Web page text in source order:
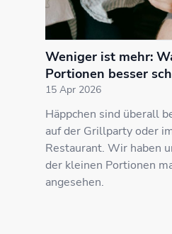
Weniger ist mehr:
Portionen besser
15 Apr 2026
Häppchen sind überall
auf der Grillparty oder
Restaurant. Wir haben
der kleinen Portionen
angesehen.